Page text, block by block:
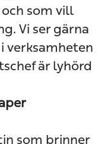
som vill
Vi ser gärna
verksamheten
är lyhörd
som brinner